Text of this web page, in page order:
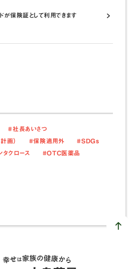
が保険証として利用できます
#社長あいさつ
画）
#保険適用外
#SDGs
タクロース #OTC医薬品